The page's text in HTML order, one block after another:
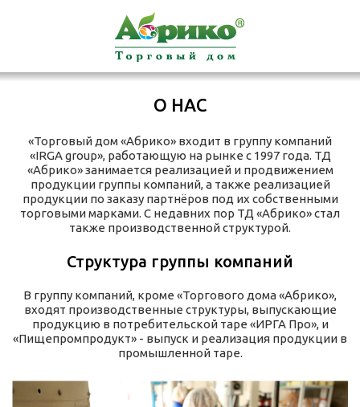
О НАС
«Торговый дом «Абрико» входит в группу компаний
«IRGA group», работающую на рынке с 1997 года. ТД
«Абрико» занимается реализацией и продвижением
продукции группы компаний, а также реализацией
продукции по заказу партнёров под их собственными
торговыми марками. С недавних пор ТД «Абрико» стал
также производственной структурой.
Структура группы компаний
В группу компаний, кроме «Торгового дома «Абрико»,
входят производственные структуры, выпускающие
продукцию в потребительской таре «ИРГА Про», и
«Пищепромпродукт» - выпуск и реализация продукции в
промышленной таре.